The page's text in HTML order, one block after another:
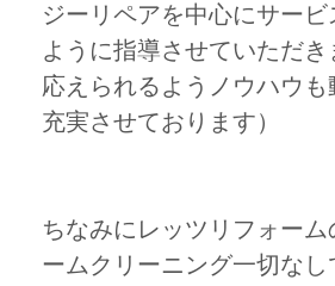
ジーリペアを中心にサービ
ように指導させていただき
応えられるようノウハウも
充実させております）
ちなみにレッツリフォー
ームクリーニング一切なし